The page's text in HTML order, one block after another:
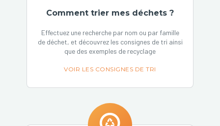
Comment trier mes déchets ?
Effectuez une recherche par nom ou par famille
de déchet, et découvrez les consignes de tri ainsi
que des exemples de recyclage
VOIR LES CONSIGNES DE TRI